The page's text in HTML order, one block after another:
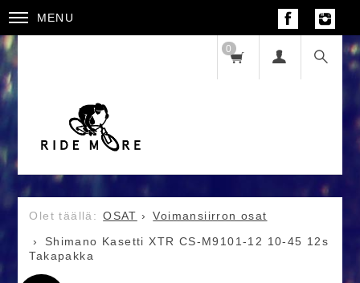
MENU
0
OSAT
Voimansiirron osat
Shimano Kasetti XTR CS-M9101-12 10-45 12s
Takapakka